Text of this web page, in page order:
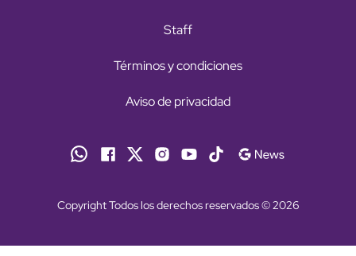
Staff
Términos y condiciones
Aviso de privacidad
Copyright Todos los derechos reservados © 2026